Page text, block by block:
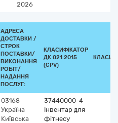
2026
АДРЕСА
ДОСТАВКИ /
СТРОК
ПОСТАВКИ/
ВИКОНАННЯ
РОБІТ/
НАДАННЯ
ПОСЛУГ:
КЛАСИФІКАТОР
ДК 021:2015
(CPV)
03168
Україна
Київська
37440000-4
Інвентар для
фітнесу